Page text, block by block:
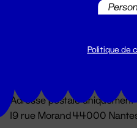
Du lundi au vendredi 14h →
Adresse postale uniquement
19 rue Morand 44000
Politique de